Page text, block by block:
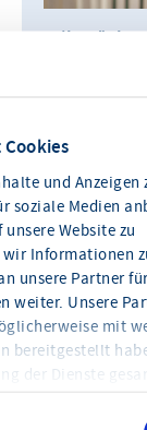
und Anzeigen
soziale Medien
Website zu
Informationen
unsere Partner
weiter. Unsere
mit
bereitgestellt
der Dienste
Julia König
E-Mail
Weitere